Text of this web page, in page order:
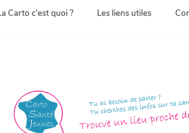
Carto c'est quoi ? Les liens utiles